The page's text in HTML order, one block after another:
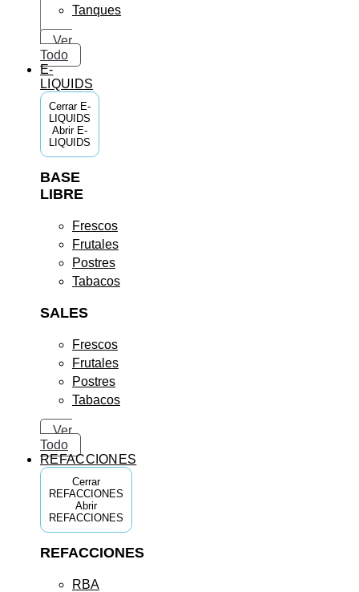
Tanques
Ver
Todo
E-
LIQUIDS
Cerrar E-
LIQUIDS
Abrir E-
LIQUIDS
BASE
LIBRE
Frescos
Frutales
Postres
Tabacos
SALES
Frescos
Frutales
Postres
Tabacos
Ver
Todo
REFACCIONES
Cerrar
REFACCIONES
Abrir
REFACCIONES
REFACCIONES
RBA